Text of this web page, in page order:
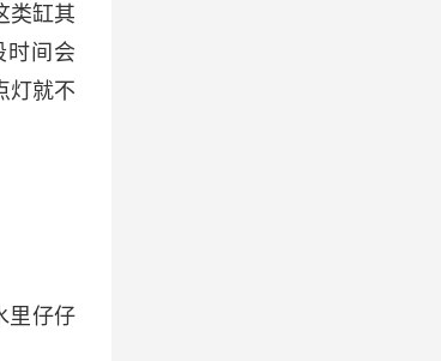
类缸其
时间会
灯就不
里仔仔